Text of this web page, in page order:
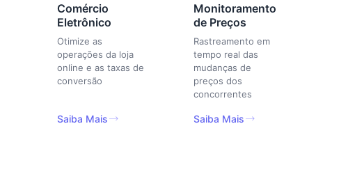
Comércio
Eletrônico
Otimize as
operações da loja
online e as taxas de
conversão
Saiba Mais
Monitoramento
de Preços
Rastreamento em
tempo real das
mudanças de
preços dos
concorrentes
Saiba Mais